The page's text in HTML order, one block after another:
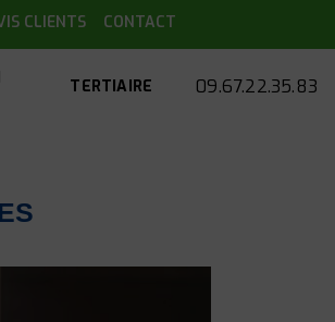
CLIENTS CONTACT
TERTIAIRE 09.67.22.35.83